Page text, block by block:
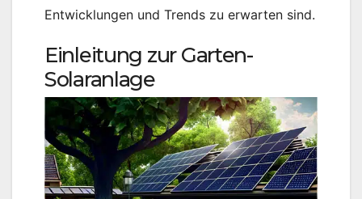
Entwicklungen und Trends zu erwarten sind.
Einleitung zur Garten-
Solaranlage